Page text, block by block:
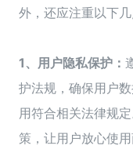
外，还应注重以下几
1、用户隐私保护：
护法规，确保用户
用符合相关法律规
策，让用户放心使用